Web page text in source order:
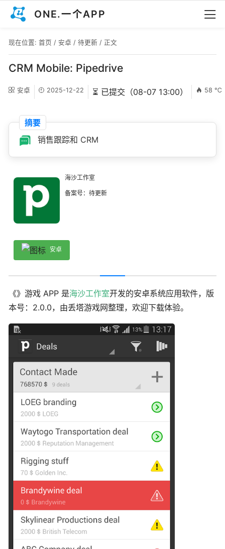
ONE.一个APP
现在位置: 首页 / 安卓 / 待更新 / 正文
CRM Mobile: Pipedrive
安卓 2025-12-22 ⏳ 已提交（08-07 13:00） 58 ℃
摘要
销售跟踪和 CRM
海沙工作室
备案号：待更新
安卓
《》游戏 APP 是海沙工作室开发的安卓系统应用软件，版
本号：2.0.0，由丢塔游戏网整理，欢迎下载体验。